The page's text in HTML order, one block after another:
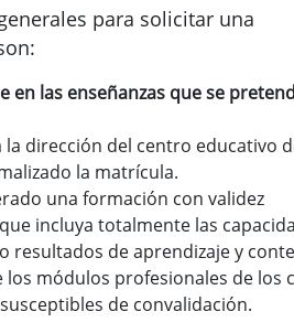
para solicitar una
en las enseñanzas que se
la dirección del centro educativo
la matrícula.
una formación con validez
incluya totalmente las
resultados de aprendizaje y
los módulos profesionales de los
de convalidación.